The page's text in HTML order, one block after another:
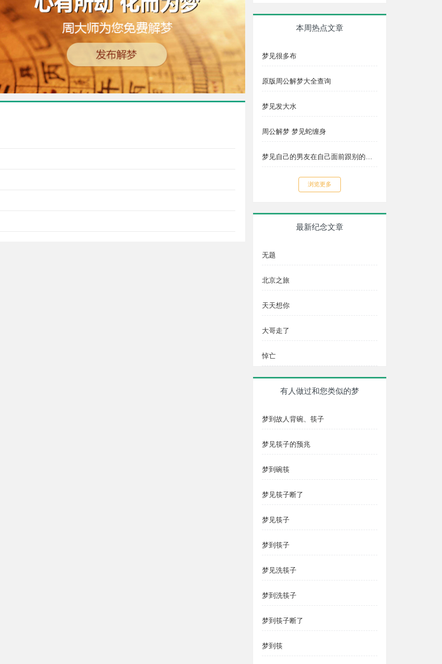
本周热点文章
梦见很多布
原版周公解梦大全查询
梦见发大水
周公解梦 梦见蛇缠身
浏览更多
最新纪念文章
无题
北京之旅
天天想你
大哥走了
悼亡
有人做过和您类似的梦
梦到故人背碗、筷子
梦见筷子的预兆
梦到碗筷
梦见筷子断了
梦见筷子
梦到筷子
梦见洗筷子
梦到洗筷子
梦到筷子断了
梦到筷